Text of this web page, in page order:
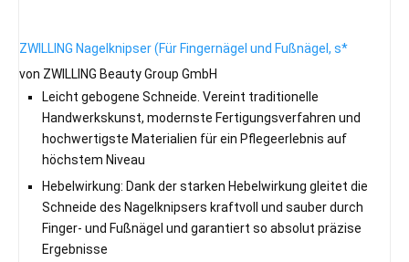
ZWILLING Nagelknipser (Für Fingernägel und Fußnägel, s*
von ZWILLING Beauty Group GmbH
Leicht gebogene Schneide. Vereint traditionelle
Handwerkskunst, modernste Fertigungsverfahren und
hochwertigste Materialien für ein Pflegeerlebnis auf
höchstem Niveau
Hebelwirkung: Dank der starken Hebelwirkung gleitet die
Schneide des Nagelknipsers kraftvoll und sauber durch
Finger- und Fußnägel und garantiert so absolut präzise
Ergebnisse